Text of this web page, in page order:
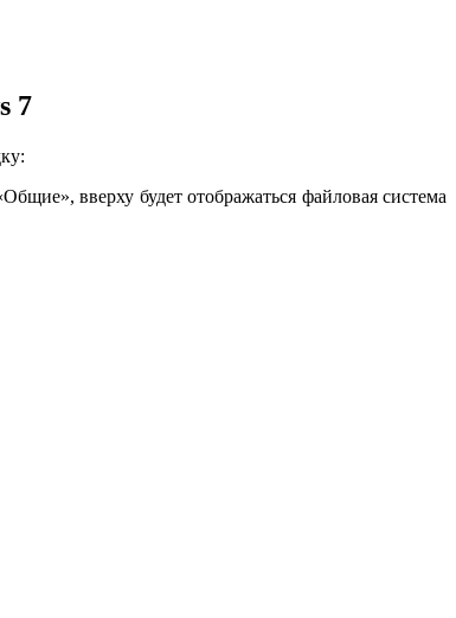
7
вверху будет отображаться файловая система